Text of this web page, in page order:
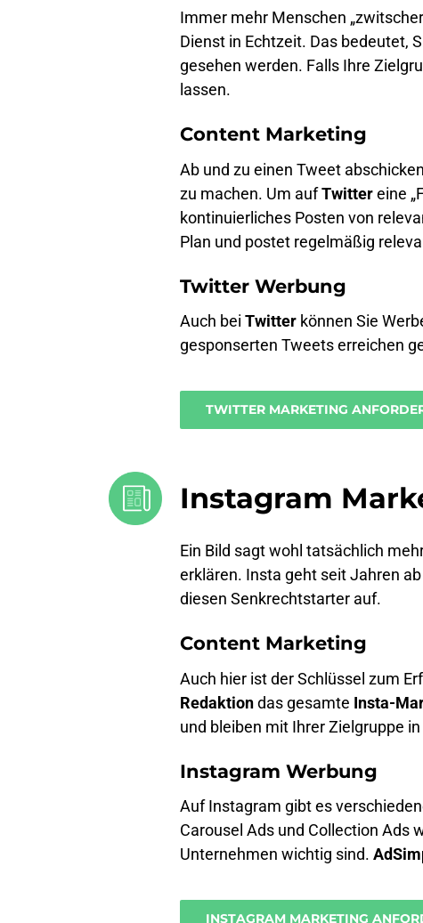
Immer mehr Menschen
Dienst in Echtzeit. Das bedeutet,
gesehen werden. Falls Ihre
lassen.
Content Marketing
Ab und zu einen Tweet
zu machen. Um aufTwittereine
kontinuierliches Posten von
Plan und postet regelmäßig
Twitter Werbung
Auch bei Twitter können Sie
gesponserten Tweets erreichen
TWITTER MARKETING
Instagram
Ein Bild sagt wohl tatsächlich
erklären. Insta geht seit Jahren
diesen Senkrechtstarter auf.
Content Marketing
Auch hier ist der Schlüssel zum
Redaktiondas gesamte Insta-
und bleiben mit Ihrer Zielgruppe
Instagram Werbung
Auf Instagram gibt es
Carousel Ads und Collection Ads
Unternehmen wichtig sind.
INSTAGRAM MARKETING